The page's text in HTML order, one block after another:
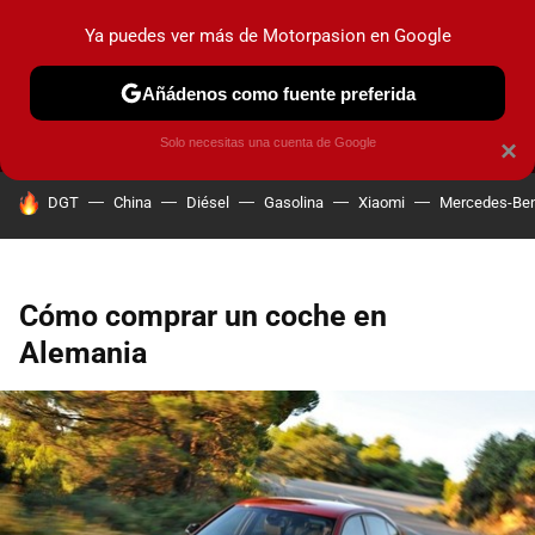
MENÚ NUEVO
COCHES ELÉCTRICOS OBSERVATORIO
HOY SE HABLA DE
DGT China Diésel Gasolina Xiaomi Mercedes-
Cómo comprar un coche en
Alemania
×
Ya puedes ver más de Motorpasion en Google
Añádenos como fuente preferida
Solo necesitas una cuenta de Google